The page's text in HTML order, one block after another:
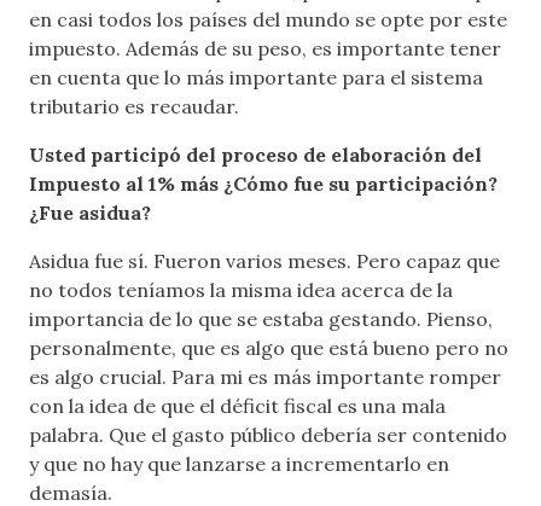
en casi todos los países del mundo se opte por este
impuesto. Además de su peso, es importante tener
en cuenta que lo más importante para el sistema
tributario es recaudar.
Usted participó del proceso de elaboración del
Impuesto al 1% más ¿Cómo fue su participación?
¿Fue asidua?
Asidua fue sí. Fueron varios meses. Pero capaz que
no todos teníamos la misma idea acerca de la
importancia de lo que se estaba gestando. Pienso,
personalmente, que es algo que está bueno pero no
es algo crucial. Para mi es más importante romper
con la idea de que el déficit fiscal es una mala
palabra. Que el gasto público debería ser contenido
y que no hay que lanzarse a incrementarlo en
demasía.